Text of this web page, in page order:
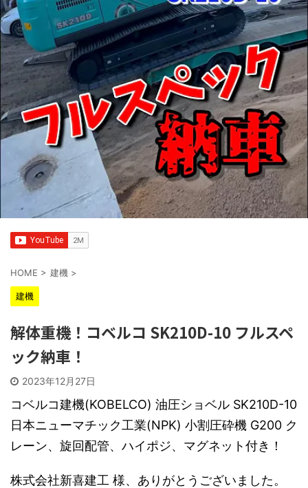
HOME > 建機 >
建機
解体重機！コベルコ SK210D-10 フルスペ
ック納車！
2023年12月27日
コベルコ建機(KOBELCO) 油圧ショベル SK210D-10
日本ニューマチック工業(NPK) 小割圧砕機 G200 ク
レーン、旋回配管、ハイポジ、マグネット付き！
株式会社新喜建工 様、ありがとうございました。